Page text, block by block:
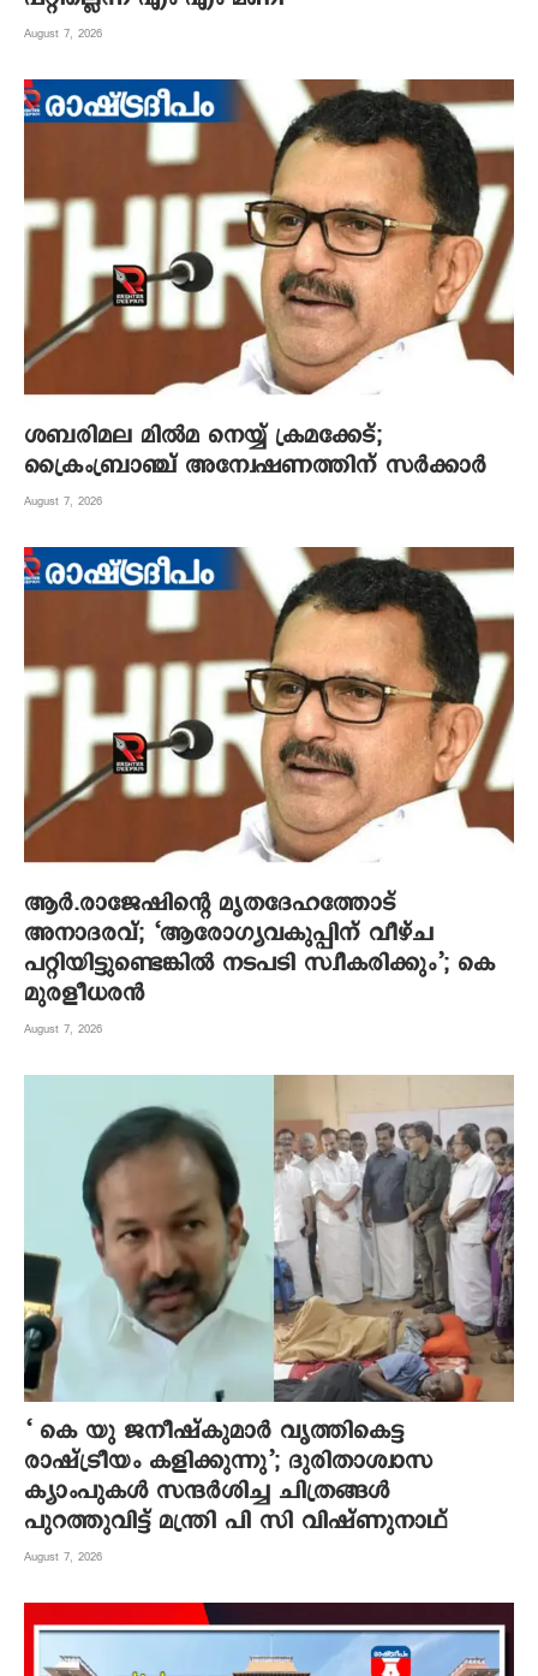
August 7, 2026
ശബരിമല മില്‍മ നെയ്യ് ക്രമക്കേട്;
ക്രൈംബ്രാഞ്ച് അന്വേഷണത്തിന് സര്‍ക്കാര്‍
August 7, 2026
ആര്‍.രാജേഷിന്റെ മൃതദേഹത്തോട്
അനാദരവ്; ‘ആരോഗ്യവകുപ്പിന് വീഴ്ച
പറ്റിയിട്ടുണ്ടെങ്കില്‍ നടപടി സ്വീകരിക്കും’; കെ
മുരളീധരന്‍
August 7, 2026
‘ കെ യു ജനീഷ്‌കുമാര്‍ വൃത്തികെട്ട
രാഷ്ട്രീയം കളിക്കുന്നു’; ദുരിതാശ്വാസ
ക്യാംപുകള്‍ സന്ദര്‍ശിച്ച ചിത്രങ്ങള്‍
പുറത്തുവിട്ട് മന്ത്രി പി സി വിഷ്ണുനാഥ്
August 7, 2026